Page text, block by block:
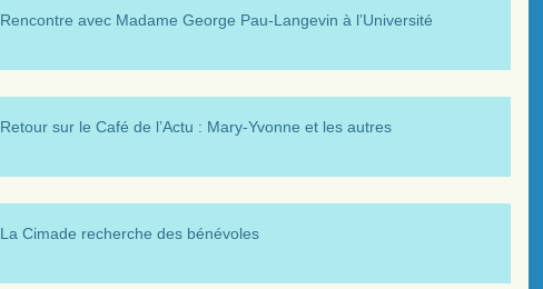
Rencontre avec Madame George Pau-Langevin à l’Université
Retour sur le Café de l’Actu : Mary-Yvonne et les autres
La Cimade recherche des bénévoles